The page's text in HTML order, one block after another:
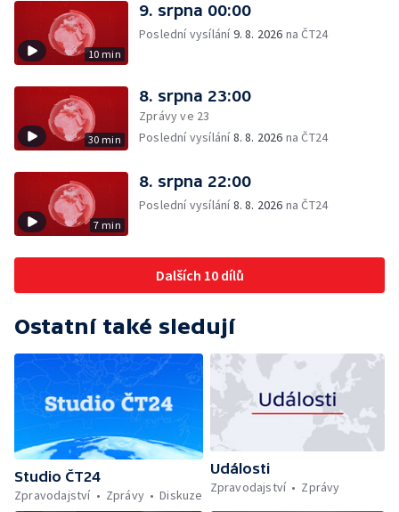
10 min
9. srpna 00:00
Poslední vysílání9. 8. 2026 na ČT24
30 min
8. srpna 23:00
Zprávy ve 23
Poslední vysílání8. 8. 2026 na ČT24
7 min
8. srpna 22:00
Poslední vysílání8. 8. 2026 na ČT24
Dalších 10 dílů
Ostatní také sledují
Studio ČT24
Zpravodajství
Zprávy Diskuze
Události
Zpravodajství
Zprávy